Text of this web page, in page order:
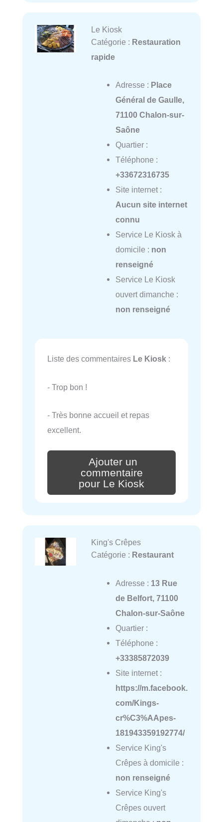
Le Kiosk
Catégorie : Restauration
rapide
Adresse : Place
Général de Gaulle,
71100 Chalon-sur-
Saône
Quartier :
Téléphone :
+33672316735
Site internet :
Aucun site internet
connu
Service Le Kiosk à
domicile : non
renseigné
Service Le Kiosk
ouvert dimanche :
non renseigné
Liste des commentaires Le Kiosk :
- Trop bon !
- Très bonne accueil et repas
excellent.
Ajouter un
commentaire
pour Le Kiosk
King's Crêpes
Catégorie : Restaurant
Adresse : 13 Rue
de Belfort, 71100
Chalon-sur-Saône
Quartier :
Téléphone :
+33385872039
Site internet :
https://m.facebook.
com/Kings-
cr%C3%AApes-
181943359192774/
Service King's
Crêpes à domicile :
non renseigné
Service King's
Crêpes ouvert